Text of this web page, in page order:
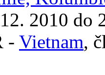
2010 do
- Vietnam,